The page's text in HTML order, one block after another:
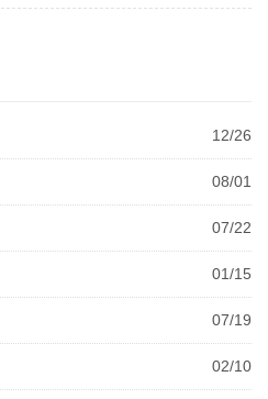
12/26
08/01
07/22
01/15
07/19
02/10